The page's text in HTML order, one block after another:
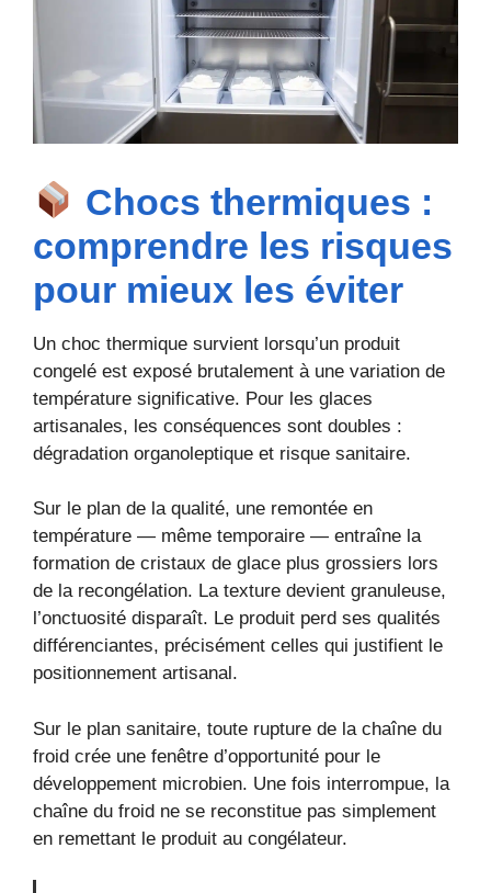
Chocs thermiques :
comprendre les risques
pour mieux les éviter
Un choc thermique survient lorsqu’un produit
congelé est exposé brutalement à une variation de
température significative. Pour les glaces
artisanales, les conséquences sont doubles :
dégradation organoleptique et risque sanitaire.
Sur le plan de la qualité, une remontée en
température — même temporaire — entraîne la
formation de cristaux de glace plus grossiers lors
de la recongélation. La texture devient granuleuse,
l’onctuosité disparaît. Le produit perd ses qualités
différenciantes, précisément celles qui justifient le
positionnement artisanal.
Sur le plan sanitaire, toute rupture de la chaîne du
froid crée une fenêtre d’opportunité pour le
développement microbien. Une fois interrompue, la
chaîne du froid ne se reconstitue pas simplement
en remettant le produit au congélateur.